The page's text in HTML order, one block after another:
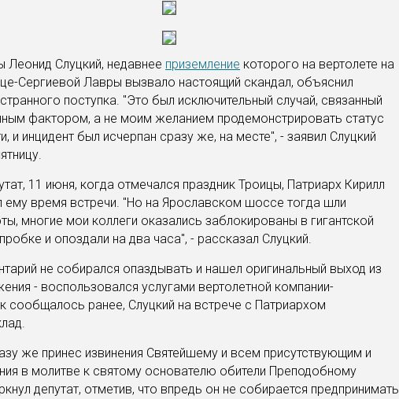
Леонид Слуцкий, недавнее приземление которого на вертолете на
Сергиевой Лавры вызвало настоящий скандал, объяснил
поступка. "Это был исключительный случай, связанный
фактором, а не моим желанием продемонстрировать статус
и инцидент был исчерпан сразу же, на месте", - заявил Слуцкий
11 июня, когда отмечался праздник Троицы, Патриарх Кирилл
ему время встречи. "Но на Ярославском шоссе тогда шли
многие мои коллеги оказались заблокированы в гигантской
и опоздали на два часа", - рассказал Слуцкий.
не собирался опаздывать и нашел оригинальный выход из
- воспользовался услугами вертолетной компании-
сообщалось ранее, Слуцкий на встрече с Патриархом
же принес извинения Святейшему и всем присутствующим и
в молитве к святому основателю обители Преподобному
депутат, отметив, что впредь он не собирается предпринимать